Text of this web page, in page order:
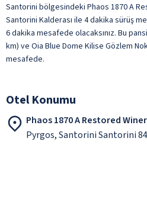
Santorini bölgesindeki Phaos 1870 A
Santorini Kalderası ile 4 dakika sürüş
6 dakika mesafede olacaksınız. Bu
km) ve Oia Blue Dome Kilise Gözlem
mesafede.
Otel Konumu
Phaos 1870 A Restored
Pyrgos, Santorini Santorini